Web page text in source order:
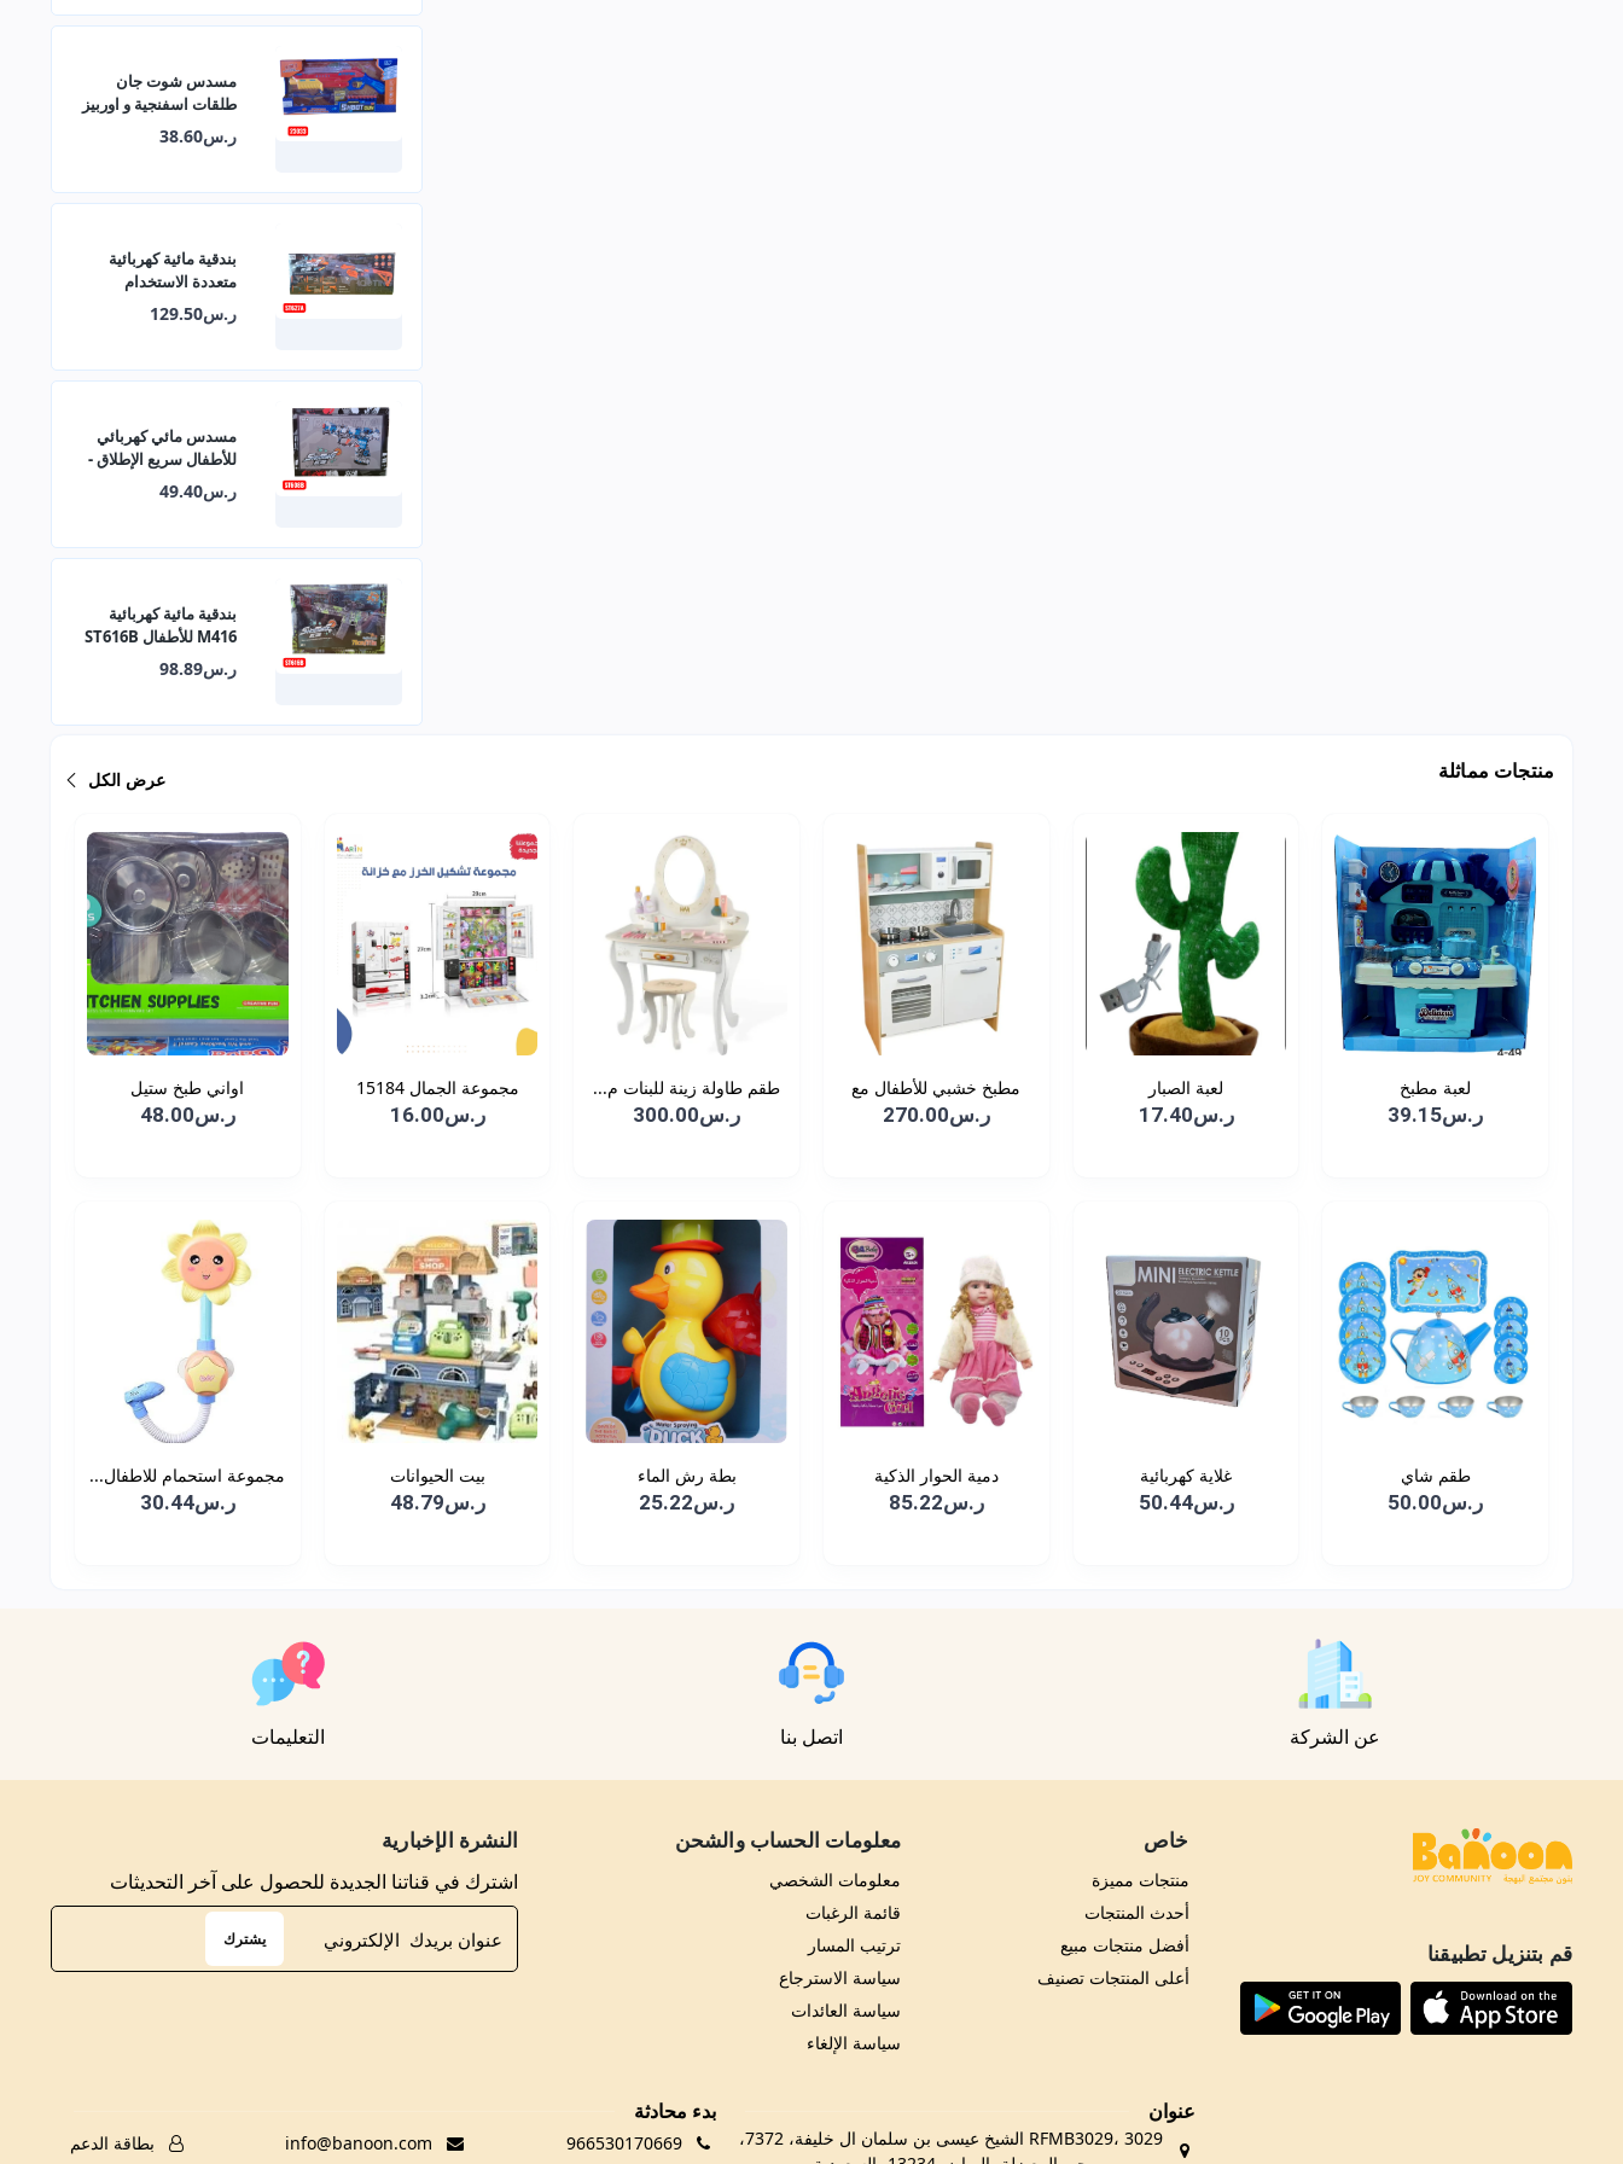
مسدس شوت جان
طلقات اسفنجية و اوربيز
23033
ر.س38.60
بندقية مائية كهربائية
متعددة الاستخدام
للأطفال – ST627A
ر.س129.50
مسدس مائي كهربائي
للأطفال سريع الإطلاق -
ST608B
ر.س49.40
بندقية مائية كهربائية
M416 للأطفال ST616B
ر.س98.89
منتجات مماثلة عرض الكل
لعبة مطبخ
ر.س39.15
لعبة الصبار
ر.س17.40
مطبخ خشبي للأطفال مع
ال...ر.س270.00
طقم طاولة زينة للبنات م...
ر.س300.00
مجموعة الجمال 15184
ر.س16.00
اواني طبخ ستيل
ر.س48.00
طقم شاي
ر.س50.00
غلاية كهربائية
ر.س50.44
دمية الحوار الذكية
ر.س85.22
بطة رش الماء
ر.س25.22
بيت الحيوانات
ر.س48.79
مجموعة استحمام للاطفال...
ر.س30.44
عن الشركة اتصل بنا التعليمات
قم بتنزيل تطبيقنا
خاص
منتجات مميزة
أحدث المنتجات
أفضل منتجات مبيع
أعلى المنتجات تصنيف
معلومات الحساب والشحن
معلومات الشخصي
قائمة الرغبات
ترتيب المسار
سياسة الاسترجاع
سياسة العائدات
سياسة الإلغاء
النشرة الإخبارية
اشترك في قناتنا الجديدة للحصول على آخر التحديثات
يشترك
بدء محادثة
966530170669 بطاقة الدعم
عنوان
RFMB3029، 3029 الشيخ عيسى بن سلمان ال خليفة، 7372،